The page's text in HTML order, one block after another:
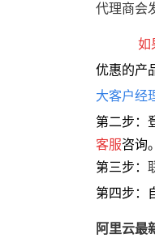
代理商会
如
优惠的产
大客户经
第二步：
客服咨询。
第三步：
第四步：
阿里云最